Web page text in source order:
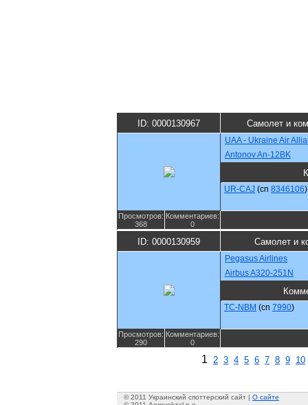
ID: 0000130967 Самолет и
UAA - Ukraine Air
Antonov An-12BK
UR-CAJ (cn 8346106)
Просмотров:
368
Комментариев:
0
ID: 0000130959 Самолет и
Pegasus Airlines
Airbus A320-251N
TC-NBM (cn 7990)
Просмотров:
290
Комментариев:
0
1 2 3 4 5 6 7 8 9 10
© 2011 Украинский споттерский сайт | О сайте